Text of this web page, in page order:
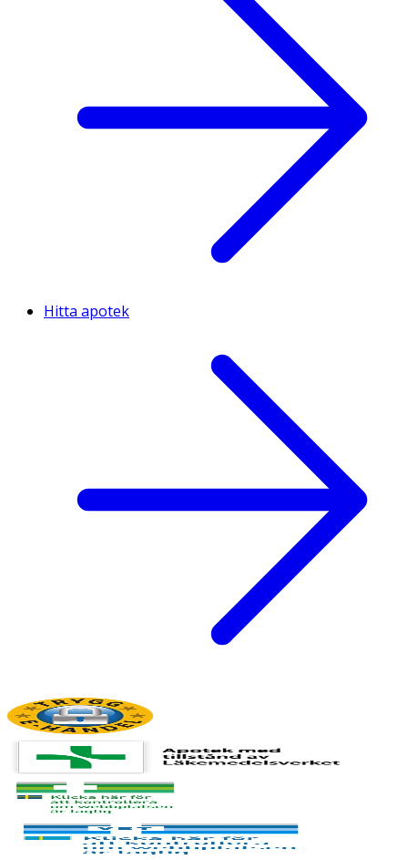
Hitta apotek